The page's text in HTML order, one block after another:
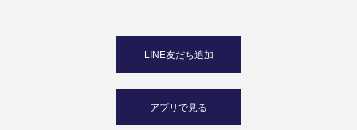
LINE友だち追加
アプリで見る